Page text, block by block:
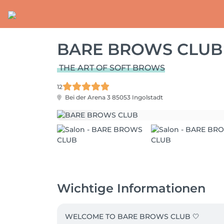
BARE BROWS CLUB
THE ART OF SOFT BROWS
12
Bei der Arena 3 85053 Ingolstadt
Wichtige Informationen
WELCOME TO BARE BROWS CLUB 🤍